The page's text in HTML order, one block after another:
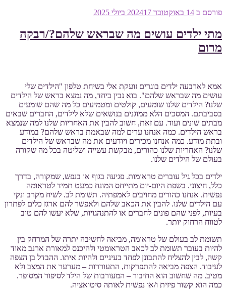
פורסם ב 14 באוקטובר 2024 17 ביולי 2025
מתי ילדים עושים מה שבראש שלהם?/רבקה
מרום
אמא לארבעה ילדים בוגרים זועקת אלי בשיחת טלפון "הילדים שלי
עושים מה שבראש שלהם". בוא נבין ביחד, מה נמצא בראש של הילדים
שלנו? הילדים שלנו שומעים, קולטים ומטמיעים כל מה שהם שומעים
בסביבתם. המסכים הלא ממוגנים בנושאים שלא לילדים, החברים שבאים
מבתים שונים ועוד. עם זאת, חשוב להבין את האחריות שלנו למה שנמצא
בראש הילדים. כמה אנחנו ערים למה שבאמת בראש שלהם? במודע
ובתת מודע. כמה אנחנו מכירים ויודעים את מה שבראש של הילדים
שלנו? האחריות שלנו כהורים, מבקשת עשייה ושליטה בכל מה שקורה
בעולם של הילדים שלנו.
ילדים בכל גיל עוברים טראומות. פגיעה בגוף או בנפש, שמקורה, בדרך
כלל, חיצוני. בשפת היום-יום מתייחס המונח כמעט תמיד לטראומה
נפשית. אנחנו כהורים מחויבים לאמפתיה. תשומת לב. לשיח מקרב ונקי
עם הילדים שלנו. להבין את הכאב שלהם ולאפשר להם ארגז כלים לפתרון
בעיות, לפני שהם פונים לחברים או להתנהגויות, שלא יעשו להם טוב
לטווח הרחוק יותר.
תשומת לב בעולם של טראומה, מביאה לחשיבה יתרה של המרחק בין
להיות בעובר תשומת לב לכאב הטראומטי ולהיכנס למאורת ארנב מאוד
קשה, לבין להצליח להתבונן לפחד בעיניים ולהיות איתו. ההבדל בן הצפה
לעיבוד. הצפה מביאה להתפרקות, התעוררות – מערער את המצב ולא
מטיב. מה שחשוב הוא החיבור – המעורבות של הילד לסיפור המסופר.
כמה הוא קשור פיזית ו/או נפשית לאותה סיטואציה.